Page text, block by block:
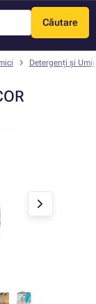
Căutare
Meniu
Detergenți și